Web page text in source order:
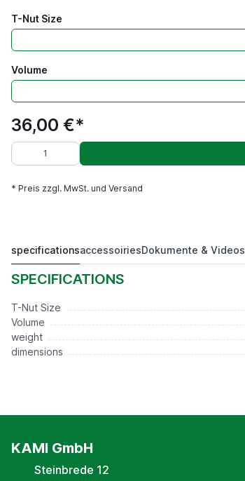
T-Nut Size
Volume
36,00 €*
* Preis zzgl. MwSt. und Versand
T10
36,00 €*
specificationsaccessoiriesDokumente & Videos
SPECIFICATIONS
T-Nut Size
Volume
weight
dimensions
KAMI GmbH
Steinbrede 12